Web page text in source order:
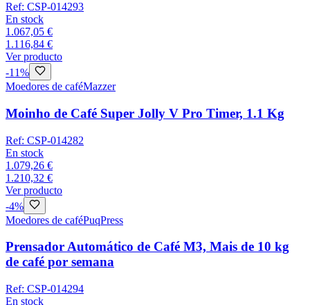
Ref: CSP-014293
En stock
1.067,05 €
1.116,84 €
Ver producto
-11%
Moedores de caféMazzer
Moinho de Café Super Jolly V Pro Timer, 1.1 Kg
Ref: CSP-014282
En stock
1.079,26 €
1.210,32 €
Ver producto
-4%
Moedores de caféPuqPress
Prensador Automático de Café M3, Mais de 10 kg
de café por semana
Ref: CSP-014294
En stock